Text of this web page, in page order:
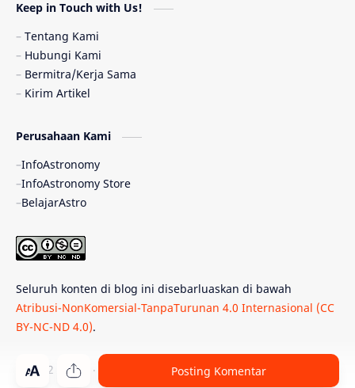
Posting Komentar
Quasar
Ulasan
Gelombang Gravitasi
Kerdil Putih LAPAN
Olimpiade Sains Nasional
Bumi Super GBT18 Hilal
Katai Cokelat
Observatorium Perseid SpaceX
Keep in Touch with Us!
Tentang Kami
Hubungi Kami
Bermitra/Kerja Sama
Kirim Artikel
Perusahaan Kami
InfoAstronomy
InfoAstronomy Store
BelajarAstro
Seluruh konten di blog ini disebarluaskan di bawah
Atribusi-NonKomersial-TanpaTurunan 4.0 Internasional (CC
BY-NC-ND 4.0).
© 2012 - 2026 ‧ PT Belajar Astronomi Indonesia